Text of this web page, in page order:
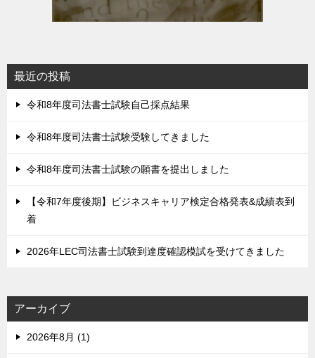
最近の投稿
令和8年度司法書士試験自己採点結果
令和8年度司法書士試験受験してきました
令和8年度司法書士試験の願書を提出しました
【令和7年度後期】ビジネスキャリア検定合格発表&成績表到
着
2026年LEC司法書士試験到達度確認模試を受けてきました
アーカイブ
2026年8月 (1)